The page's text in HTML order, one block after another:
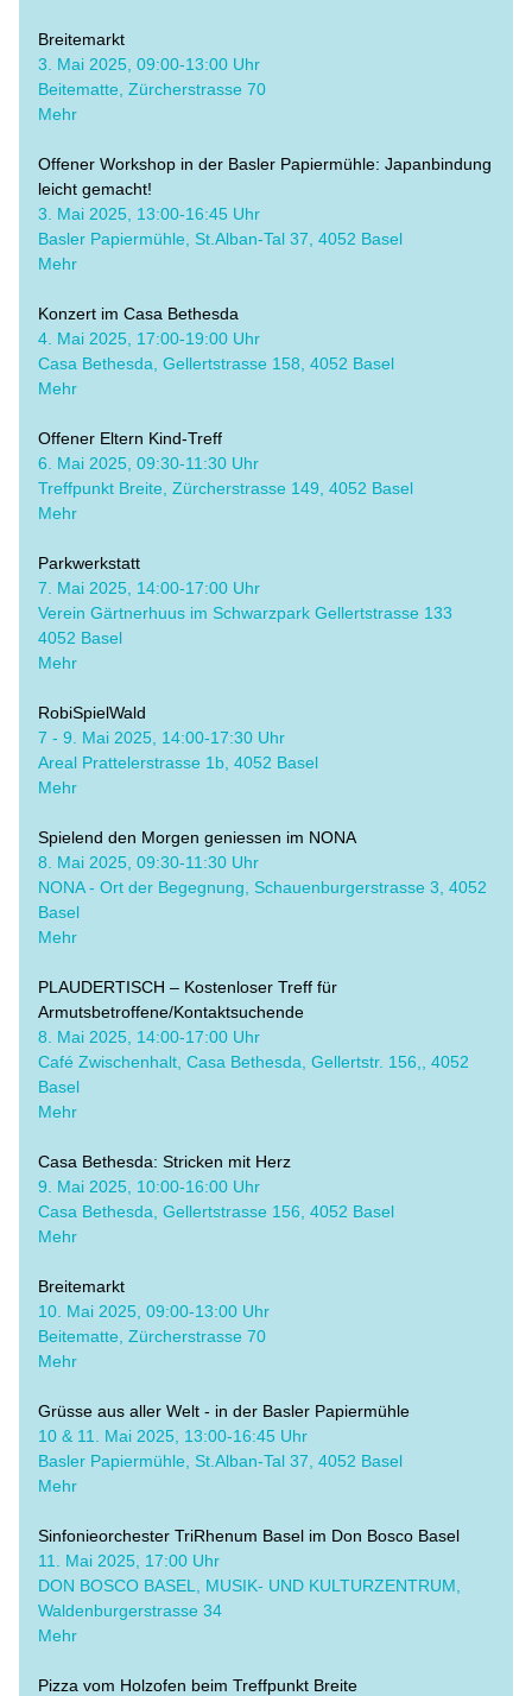
Breitemarkt
​3. Mai 2025, 09:00-13:00 Uhr
Beitematte, Zürcherstrasse 70
​Mehr
Offener Workshop in der Basler Papiermühle: Japanbindung
leicht gemacht!
3. Mai 2025, 13:00-16:45 Uhr
Basler Papiermühle, St.Alban-Tal 37, 4052 Basel
Mehr
Konzert im Casa Bethesda
​4. Mai 2025, 17:00-19:00 Uhr
​Casa Bethesda, Gellertstrasse 158, 4052 Basel
Mehr
Offener Eltern Kind-Treff
​6. Mai 2025, 09:30-11:30 Uhr
Treffpunkt Breite, Zürcherstrasse 149, 4052 Basel
Mehr
Parkwerkstatt
​7. Mai 2025, 14:00-17:00 Uhr
Verein Gärtnerhuus im Schwarzpark Gellertstrasse 133
4052 Basel
Mehr
RobiSpielWald
​7 - 9. Mai 2025, 14:00-17:30 Uhr
Areal Prattelerstrasse 1b, 4052 Basel
Mehr
Spielend den Morgen geniessen im NONA
8. Mai 2025, 09:30-11:30 Uhr
​NONA - Ort der Begegnung, Schauenburgerstrasse 3, 4052
Basel
Mehr
PLAUDERTISCH – Kostenloser Treff für
Armutsbetroffene/Kontaktsuchende
8. Mai 2025, 14:00-17:00 Uhr
Café Zwischenhalt, Casa Bethesda, Gellertstr. 156,, 4052
Basel
Mehr
Casa Bethesda: Stricken mit Herz
​9. Mai 2025, 10:00-16:00 Uhr
Casa Bethesda, Gellertstrasse 156, 4052 Basel
Mehr
Breitemarkt
​10. Mai 2025, 09:00-13:00 Uhr
Beitematte, Zürcherstrasse 70
​Mehr
Grüsse aus aller Welt - in der Basler Papiermühle
​10 & 11. Mai 2025, 13:00-16:45 Uhr
Basler Papiermühle, St.Alban-Tal 37, 4052 Basel
Mehr
Sinfonieorchester TriRhenum Basel im Don Bosco Basel
​11. Mai 2025, 17:00 Uhr
DON BOSCO BASEL, MUSIK- UND KULTURZENTRUM,
Waldenburgerstrasse 34
Mehr
Pizza vom Holzofen beim Treffpunkt Breite